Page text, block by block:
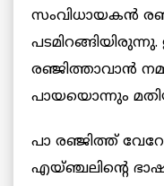
സംവിധായകൻ
രഞ്ജിത്താവാൻ
പായയൊന്നും
പാ രഞ്ജിത്ത്
എയ്ഞ്ചലിന്റെ